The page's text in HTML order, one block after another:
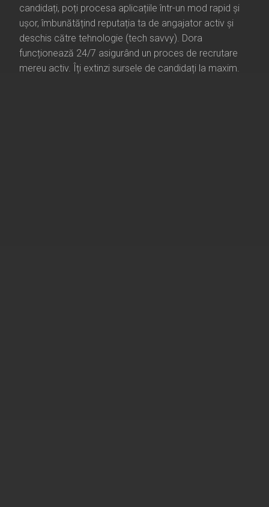
candidați, poți procesa aplicațiile într-un mod rapid și
ușor, îmbunătățind reputația ta de angajator activ și
deschis către tehnologie (tech savvy). Dora
funcționează 24/7 asigurând un proces de recrutare
mereu activ. Îți extinzi sursele de candidați la maxim.